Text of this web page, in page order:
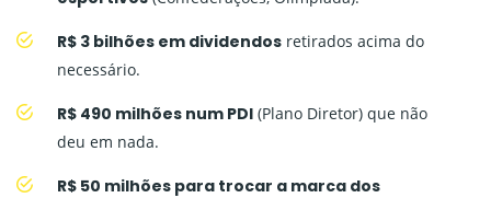
R$ 3 bilhões em dividendos retirados acima do
necessário.
R$ 490 milhões num PDI (Plano Diretor) que não
deu em nada.
R$ 50 milhões para trocar a marca dos